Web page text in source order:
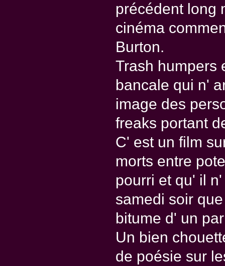
précédent long
cinéma
Burton.
Trash humpers
bancale qui n'
image des
freaks portant
C' est un film
morts entre
pourri et qu' il
samedi soir
bitume d' un
Un bien
de poésie sur